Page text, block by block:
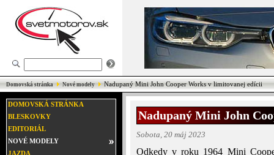
Domovská stránka Nové modely Nadupaný Mini John Cooper Works v limitovanej edícii
DOMOVSKÁ STRÁNKA
BLESKOVKY
EDITORIÁL
NOVÉ MODELY
JAZDA
Nadupaný Mini John
Sobota, 20 máj 2023
Odkedy v roku 1964 Mini